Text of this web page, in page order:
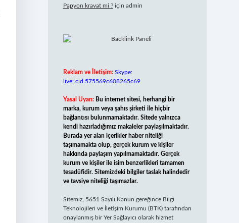
Papyon kravat mi ?için admin
Reklam ve İletişim: Skype:
live:.cid.575569c608265c69
Yasal Uyarı: Bu internet sitesi, herhangi bir
marka, kurum veya şahıs şirketi ile hiçbir
bağlantısı bulunmamaktadır. Sitede yalnızca
kendi hazırladığımız makaleler paylaşılmaktadır.
Burada yer alan içerikler haber niteliği
taşımamakta olup, gerçek kurum ve kişiler
hakkında paylaşım yapılmamaktadır. Gerçek
kurum ve kişiler ile isim benzerlikleri tamamen
tesadüfidir. Sitemizdeki bilgiler taslak halindedir
ve tavsiye niteliği taşımazlar.
Sitemiz, 5651 Sayılı Kanun gereğince Bilgi
Teknolojileri ve İletişim Kurumu (BTK) tarafından
onaylanmış bir Yer Sağlayıcı olarak hizmet